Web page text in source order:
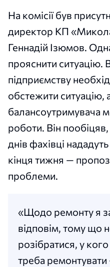
На комісії був
директор КП
Геннадій Ізюмов.
прояснити ситуацію.
підприємству
обстежити ситуацію,
балансоутримувача
роботи. Він
днів фахівці
кінця тижня —
проблеми.
«Щодо ремонту я
відповім, тому що
розібратися, у
треба